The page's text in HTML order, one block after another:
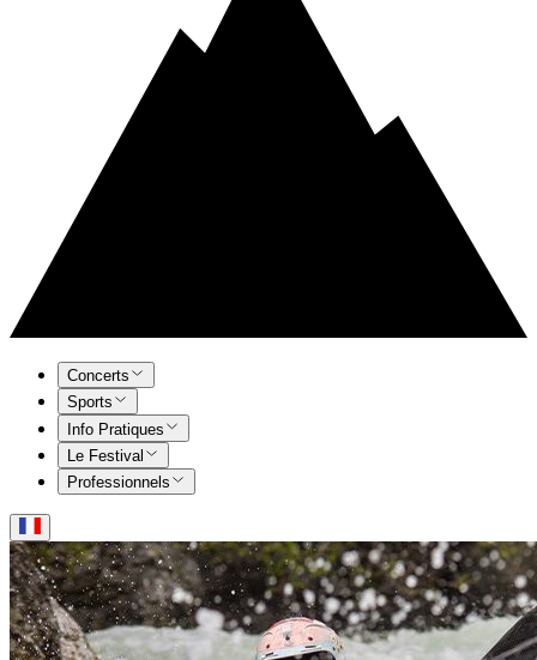
Concerts
Sports
Info Pratiques
Le Festival
Professionnels